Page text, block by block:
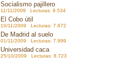
Socialismo pajillero
11/11/2009 Lecturas: 9.534
El Cobo útil
10/11/2009 Lecturas: 7.672
De Madrid al suelo
01/11/2009 Lecturas: 7.999
Universidad caca
25/10/2009 Lecturas: 8.723